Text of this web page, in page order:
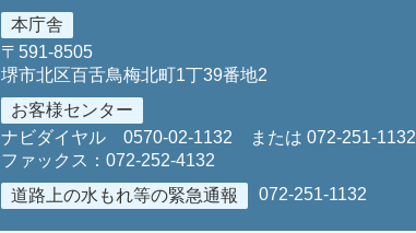
本庁舎
〒591-8505
堺市北区百舌鳥梅北町1丁39番地2
お客様センター
ナビダイヤル 0570-02-1132 または 072-251-1132
ファックス： 072-252-4132
道路上の水もれ等の緊急通報
072-251-1132